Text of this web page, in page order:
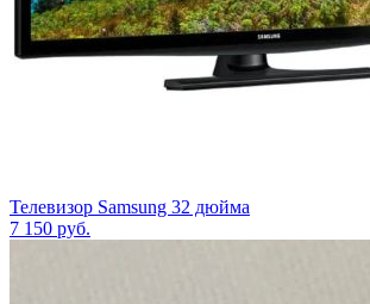
Телевизор Samsung 32 дюйма
7 150 руб.